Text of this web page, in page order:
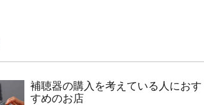
補聴器の購入を考えている人におす
すめのお店